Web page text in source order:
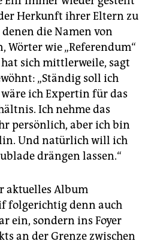
Herkunft ihrer Eltern zu
die Namen von
wie „Referendum“
hat sich mittlerweile, sagt
„Ständig soll ich
ich Expertin für das
Ich nehme das
persönlich, aber ich bin
Und natürlich will ich
drängen lassen.“
aktuelles Album
folgerichtig denn auch
ein, sondern ins Foyer
an der Grenze zwischen